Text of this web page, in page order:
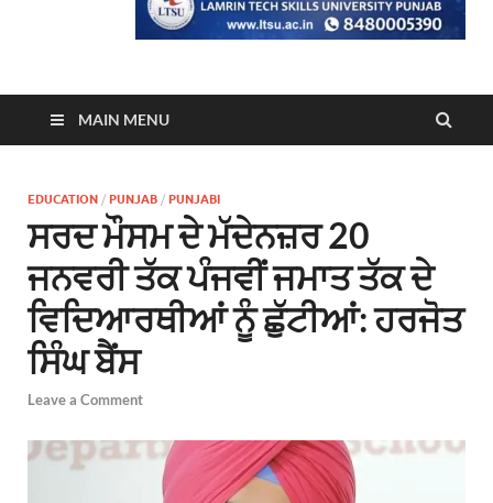
MAIN MENU
EDUCATION / PUNJAB / PUNJABI
ਸਰਦ ਮੌਸਮ ਦੇ ਮੱਦੇਨਜ਼ਰ 20
ਜਨਵਰੀ ਤੱਕ ਪੰਜਵੀਂ ਜਮਾਤ ਤੱਕ ਦੇ
ਵਿਦਿਆਰਥੀਆਂ ਨੂੰ ਛੁੱਟੀਆਂ: ਹਰਜੋਤ
ਸਿੰਘ ਬੈਂਸ
Leave a Comment